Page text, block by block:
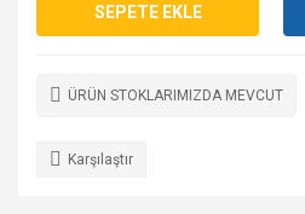
SEPETE EKLE
ÜRÜN STOKLARIMIZDA MEVCUT
Karşılaştır